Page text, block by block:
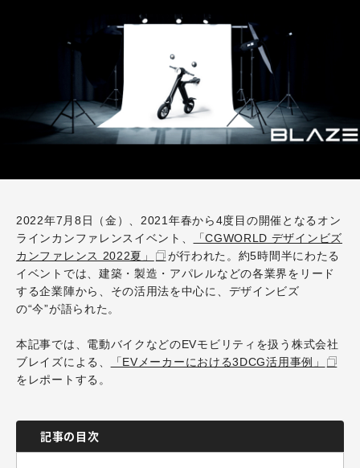
2022年7月8日（金）、2021年春から4度目の開催となるオン
ラインカンファレンスイベント、
「CGWORLD デザインビズ
カンファレンス 2022夏」
が行われた。約5時間半にわたる
イベントでは、建築・製造・アパレルなどの各業界をリード
する企業陣から、その活用法を中心に、デザインビズ
の“今”が語られた。
本記事では、電動バイクなどのEVモビリティを扱う株式会社
ブレイズによる、
「EVメーカーにおける3DCG活用事例」
をレポートする。
記事の目次